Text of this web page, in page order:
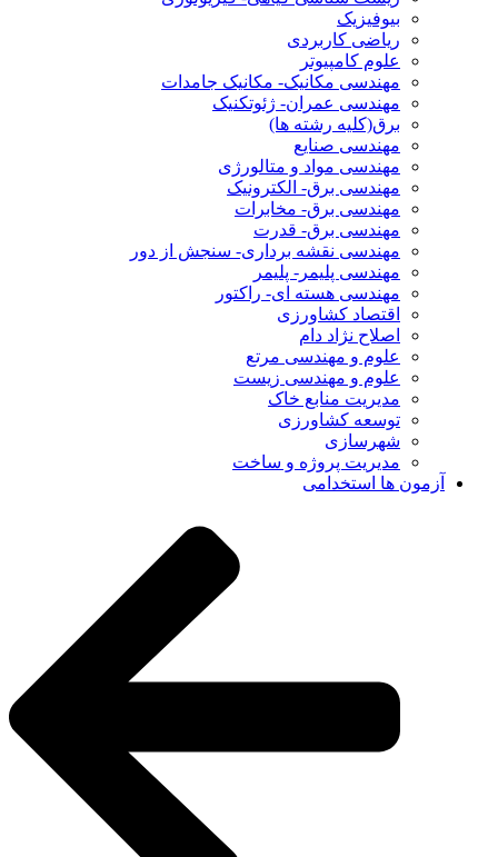
بیوفیزیک
ریاضی کاربردی
علوم کامپیوتر
مهندسی مکانیک- مکانیک جامدات
مهندسی عمران- ژئوتکنیک
برق(کلیه رشته ها)
مهندسی صنایع
مهندسی مواد و متالورژی
مهندسی برق- الکترونیک
مهندسی برق- مخابرات
مهندسی برق- قدرت
مهندسی نقشه برداری- سنجش از دور
مهندسی پلیمر- پلیمر
مهندسی هسته ای- راکتور
اقتصاد کشاورزی
اصلاح نژاد دام
علوم و مهندسی مرتع
علوم و مهندسی زیست
مدیریت منابع خاک
توسعه کشاورزی
شهرسازی
مدیریت پروژه و ساخت
آزمون ها استخدامی